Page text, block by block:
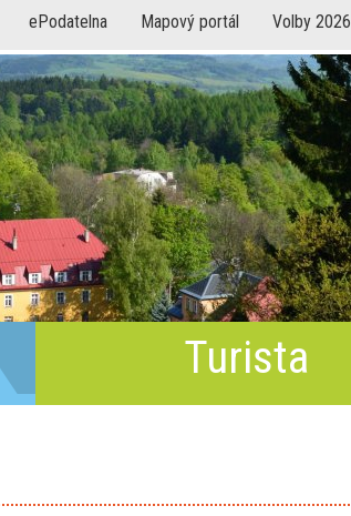
ePodatelna Mapový portál Volby 2026
Turista